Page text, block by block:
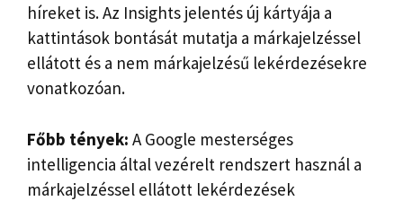
híreket is. Az Insights jelentés új kártyája a
kattintások bontását mutatja a márkajelzéssel
ellátott és a nem márkajelzésű lekérdezésekre
vonatkozóan.
Főbb tények: A Google mesterséges
intelligencia által vezérelt rendszert használ a
márkajelzéssel ellátott lekérdezések